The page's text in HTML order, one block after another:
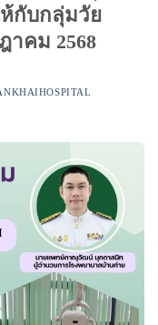
กับกลุ่มวัย
าคม 2568